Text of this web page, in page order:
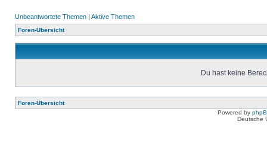
Unbeantwortete Themen | Aktive Themen
Foren-Übersicht
Du hast keine
Foren-Übersicht
Powered by
Deutsche